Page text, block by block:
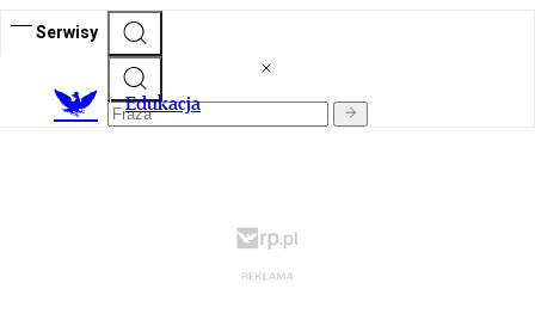
Serwisy
Edukacja